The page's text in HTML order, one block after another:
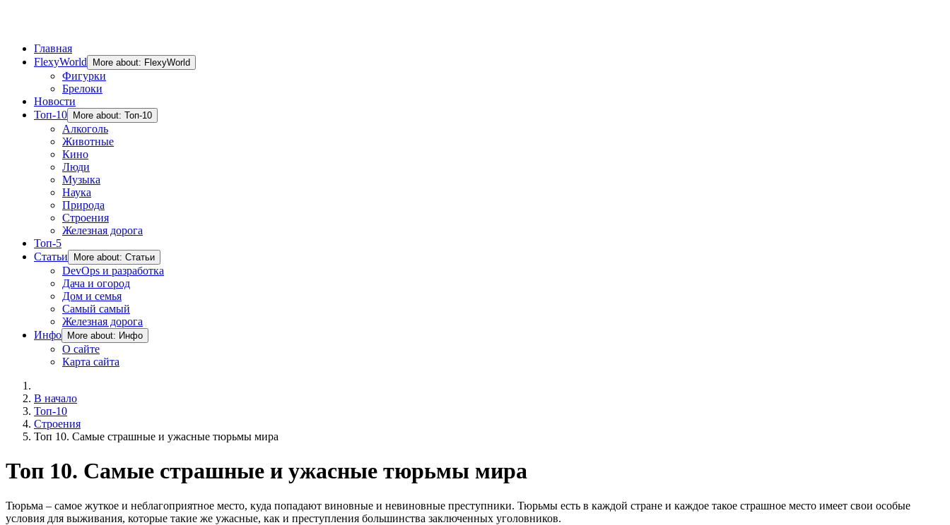
Главная
FlexyWorld
More about: FlexyWorld
Фигурки
Брелоки
Новости
Топ-10
More about: Топ-10
Алкоголь
Животные
Кино
Люди
Музыка
Наука
Природа
Строения
Железная дорога
Топ-5
Статьи
More about: Статьи
DevOps и разработка
Дача и огород
Дом и семья
Самый самый
Железная дорога
Инфо
More about: Инфо
О сайте
Карта сайта
В начало
Топ-10
Строения
Топ 10. Самые страшные и ужасные тюрьмы мира
Топ 10. Самые страшные и ужасные тюрьмы мира
Тюрьма – самое жуткое и неблагоприятное место, куда попадают виновные и невиновные преступники. Тюрьмы есть в каждой стране и каждое такое страшное место имеет свои особые
условия для выживания, которые такие же ужасные, как и преступления большинства заключенных уголовников.